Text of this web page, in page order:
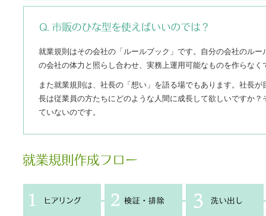
就業規則はその会社の「ルールブック」です。自分の会社のル
の会社の体力と照らし合わせ、実務上運用可能なものを作らなく
また就業規則は、社長の「想い」を語る場でもあります。社長
長は従業員の方たちにどのような人間に成長して欲しいですか
ていないのです。